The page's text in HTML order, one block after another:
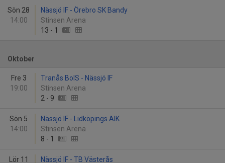
Sön 28
14:00
Nässjö IF - Örebro SK Bandy
Stinsen Arena
13 - 1
Oktober
Fre 3
19:00
Tranås BoIS - Nässjö IF
Stinsen Arena
2 - 9
Sön 5
14:00
Nässjö IF - Lidköpings AIK
Stinsen Arena
8 - 1
Lör 11
Nässjö IF - TB Västerås